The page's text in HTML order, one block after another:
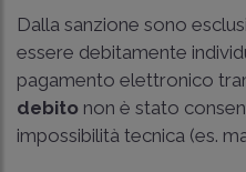
Dalla sanzione sono
essere debitamente
pagamento elettronico
debito non è stato
impossibilità tecnica (es.